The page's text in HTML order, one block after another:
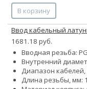
В корзину
Ввод кабельный
1681.18 руб.
Вводная резьба:
Внутренний
Диапазон
Длина резьбы, мм: